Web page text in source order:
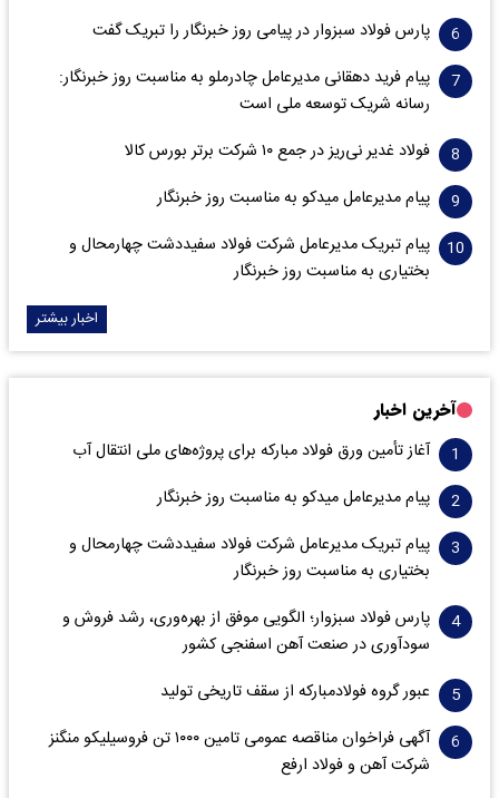
پارس فولاد سبزوار در پیامی روز خبرنگار را تبریک گفت
پیام فرید دهقانی مدیرعامل چادرملو به مناسبت روز خبرنگار:
رسانه شریک توسعه ملی است
فولاد غدیر نی‌ریز در جمع ۱۰ شرکت برتر بورس کالا
پیام مدیرعامل میدکو به مناسبت روز خبرنگار
پیام تبریک مدیرعامل شرکت فولاد سفیددشت چهارمحال و
بختیاری به مناسبت روز خبرنگار
اخبار بیشتر
آخرین اخبار
آغاز تأمین ورق فولاد مبارکه برای پروژه‌های ملی انتقال آب
پیام مدیرعامل میدکو به مناسبت روز خبرنگار
پیام تبریک مدیرعامل شرکت فولاد سفیددشت چهارمحال و
بختیاری به مناسبت روز خبرنگار
پارس فولاد سبزوار؛ الگویی موفق از بهره‌وری، رشد فروش و
سود‌آوری در صنعت آهن اسفنجی کشور
عبور گروه فولادمبارکه از سقف تاریخی تولید
آگهی فراخوان مناقصه عمومی تامین ۱۰۰۰ تن فروسیلیکو منگنز
شرکت آهن و فولاد ارفع